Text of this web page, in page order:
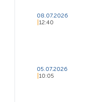
08.07.2026
12:40
05.07.2026
10:05